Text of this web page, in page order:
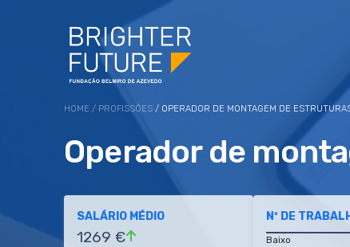
HOME / PROFISSÕES / OPERADOR DE MONTAGEM DE
Operador de
SALÁRIO MÉDIO
1269 €
Nº DE
Baixo